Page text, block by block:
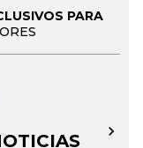
PARA
→